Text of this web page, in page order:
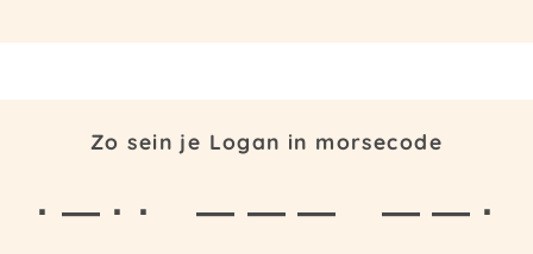
Zo sein je Logan in morsecode
· — · · — — —
— — ·